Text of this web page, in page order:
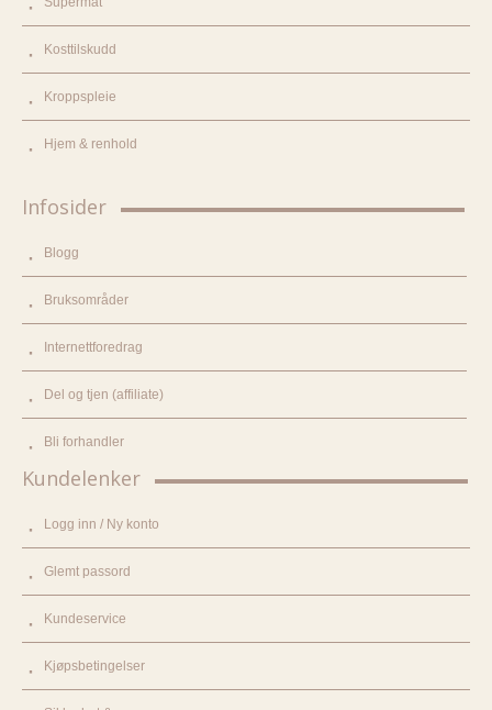
Kosttilskudd
Kroppspleie
Hjem & renhold
Infosider
Blogg
Bruksområder
Internettforedrag
Del og tjen (affiliate)
Bli forhandler
Kundelenker
Logg inn / Ny konto
Glemt passord
Kundeservice
Kjøpsbetingelser